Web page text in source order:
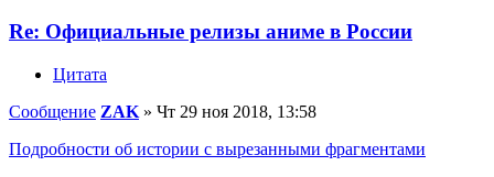
Re: Официальные релизы аниме в России
Цитата
Сообщение ZAK » Чт 29 ноя 2018, 13:58
Подробности об истории с вырезанными фрагментами